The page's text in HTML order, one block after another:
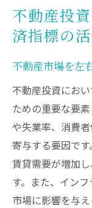
不動産投
済指標の
不動産市場を左
不動産投資にお
ための重要な要
や失業率、消費
寄与する要因です
賃貸需要が増加
す。また、イン
市場に影響を与